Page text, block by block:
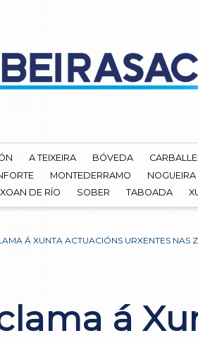
A TEIXEIRA BÓVEDA
MONTEDERRAMO
DE RÍO SOBER TABOADA
Á XUNTA ACTUACIÓNS URXENTES
á